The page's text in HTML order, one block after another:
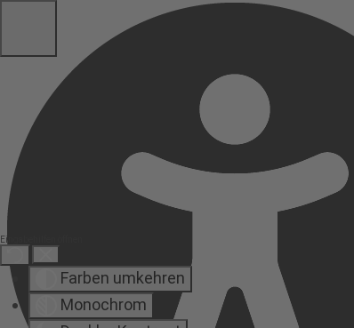
Eingabehilfen öffnen
Farben umkehren
Monochrom